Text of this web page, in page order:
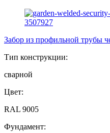
Забор из профильной трубы
Тип конструкции:
сварной
Цвет:
RAL 9005
Фундамент: